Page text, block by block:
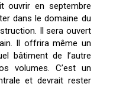
ouvrir en septembre
dans le domaine du
Il sera ouvert
Il offrira même un
bâtiment de l’autre
volumes. C’est un
et devrait rester